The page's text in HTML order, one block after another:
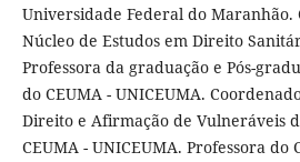
Universidade Federal do Maranhão.
Núcleo de Estudos em Direito
Professora da graduação e Pós-
do CEUMA - UNICEUMA.
Direito e Afirmação de Vulneráveis
CEUMA - UNICEUMA. Professora do